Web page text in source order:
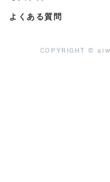
よくある質問
COPYRIGHT ©